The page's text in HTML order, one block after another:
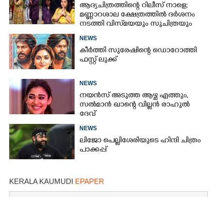
ആദ്യചിത്രത്തിന്റെ റിലീസ് നാളെ;
മണ്ണാറശാല ക്ഷേത്രത്തിൽ ദർശനം
നടത്തി വിസ്‌മയയും സുചിത്രയും
NEWS
കീർത്തി സുരേഷിന്റെ ഡൊറോത്തി
ഫസ്റ്റ് ലുക്ക്
NEWS
നയൻസ് അടുത്ത ആഴ്ച എത്തും,
സൽമാൻ ഖാന്റെ വില്ലൻ രാഹുൽ
ദേവ്
NEWS
ലിജോ പെല്ലിശേരിയുടെ ഹിന്ദി ചിത്രം
പാക്കപ്പ്
KERALA KAUMUDI EPAPER